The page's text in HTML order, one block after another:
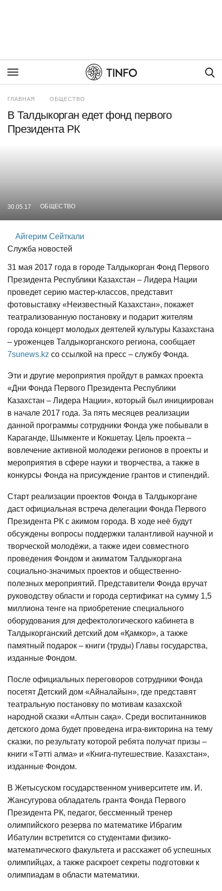
ГЛАВНАЯ ОБЩЕСТВО
В Талдыкорган едет фонд первого
Президента РК
30.05.17 ОБЩЕСТВО
Айгерим Сейткали
Служба новостей
31 мая 2017 года в городе Талдыкорган Фонд Первого
Президента Республики Казахстан – Лидера Нации
проведет серию мастер-классов, представит
фотовыставку «Неизвестный Казахстан», покажет
театрализованную постановку и подарит жителям
города концерт молодых деятелей культуры Казахстана
– уроженцев Талдыкорганского региона, сообщает
7sunews.kz со ссылкой на пресс – службу Фонда.
Эти и другие мероприятия пройдут в рамках проекта
«Дни Фонда Первого Президента Республики
Казахстан – Лидера Нации», который был инициирован
в начале 2017 года. За пять месяцев реализации
данной программы сотрудники Фонда уже побывали в
Караганде, Шымкенте и Кокшетау. Цель проекта –
вовлечение активной молодежи регионов в проекты и
мероприятия в сфере науки и творчества, а также в
конкурсы Фонда на присуждение грантов и стипендий.
Старт реализации проектов Фонда в Талдыкоргане
даст официальная встреча делегации Фонда Первого
Президента РК с акимом города. В ходе неё будут
обсуждены вопросы поддержки талантливой научной и
творческой молодёжи, а также идеи совместного
проведения Фондом и акиматом Талдыкоргана
социально-значимых проектов и общественно-
полезных мероприятий. Представители Фонда вручат
руководству области и города сертификат на сумму 1,5
миллиона тенге на приобретение специального
оборудования для дефектологического кабинета в
Талдыкорганский детский дом «Қамкор», а также
памятный подарок – книги (труды) Главы государства,
изданные Фондом.
После официальных переговоров сотрудники Фонда
посетят Детский дом «Айналайын», где представят
театральную постановку по мотивам казахской
народной сказки «Алтын сақа». Среди воспитанников
детского дома будет проведена игра-викторина на тему
сказки, по результату которой ребята получат призы –
книги «Тәтті алма» и «Книга-путешествие. Казахстан»,
изданные Фондом.
В Жетысуском государственном университете им. И.
Жансугурова обладатель гранта Фонда Первого
Президента РК, педагог, бессменный тренер
олимпийского резерва по математике Ибрагим
Ибатулин встретится со студентами физико-
математического факультета и расскажет об успешных
олимпийцах, а также раскроет секреты подготовки к
олимпиадам в области математики.